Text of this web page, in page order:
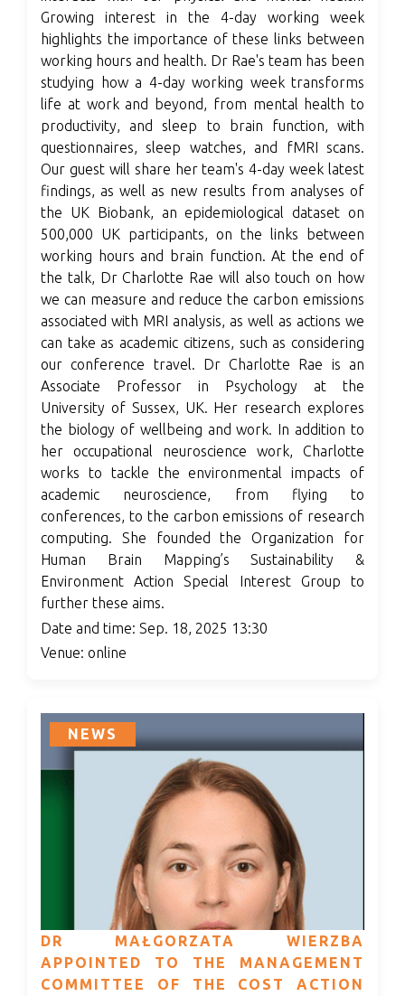
Growing interest in the 4-day working week
highlights the importance of these links between
working hours and health. Dr Rae's team has been
studying how a 4-day working week transforms
life at work and beyond, from mental health to
productivity, and sleep to brain function, with
questionnaires, sleep watches, and fMRI scans.
Our guest will share her team's 4-day week latest
findings, as well as new results from analyses of
the UK Biobank, an epidemiological dataset on
500,000 UK participants, on the links between
working hours and brain function. At the end of
the talk, Dr Charlotte Rae will also touch on how
we can measure and reduce the carbon emissions
associated with MRI analysis, as well as actions we
can take as academic citizens, such as considering
our conference travel. Dr Charlotte Rae is an
Associate Professor in Psychology at the
University of Sussex, UK. Her research explores
the biology of wellbeing and work. In addition to
her occupational neuroscience work, Charlotte
works to tackle the environmental impacts of
academic neuroscience, from flying to
conferences, to the carbon emissions of research
computing. She founded the Organization for
Human Brain Mapping’s Sustainability &
Environment Action Special Interest Group to
further these aims.
Date and time: Sep. 18, 2025 13:30
Venue: online
NEWS
DR MAŁGORZATA WIERZBA
APPOINTED TO THE MANAGEMENT
COMMITTEE OF THE COST ACTION